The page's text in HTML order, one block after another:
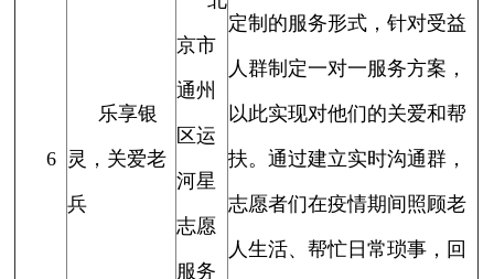
6
乐享银
灵，关爱老
兵
京市
通州
区运
河星
志愿
服务
定制的服务形式，针对受益
人群制定一对一服务方案，
以此实现对他们的关爱和帮
扶。通过建立实时沟通群，
志愿者们在疫情期间照顾老
人生活、帮忙日常琐事，回